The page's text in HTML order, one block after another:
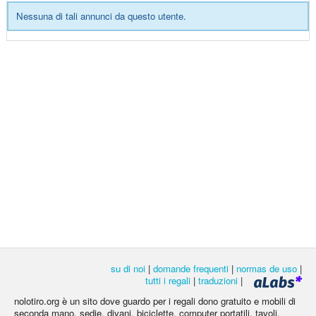
Nessuna di tali annunci da questo utente.
su di noi | domande frequenti | normas de uso |
tutti i regali | traduzioni |
nolotiro.org è un sito dove guardo per i regali dono gratuito e mobili di
seconda mano, sedie, divani, biciclette, computer portatili, tavoli,